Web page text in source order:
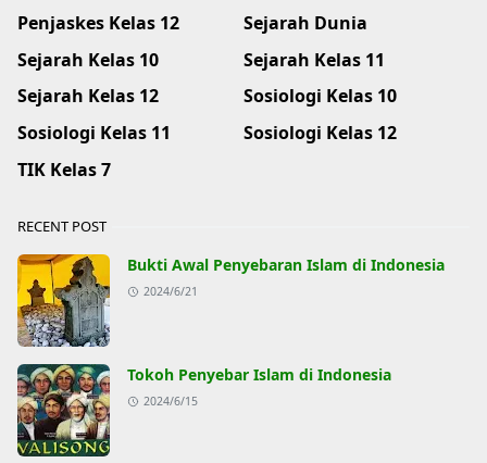
Penjaskes Kelas 12
Sejarah Dunia
Sejarah Kelas 10
Sejarah Kelas 11
Sejarah Kelas 12
Sosiologi Kelas 10
Sosiologi Kelas 11
Sosiologi Kelas 12
TIK Kelas 7
RECENT POST
Bukti Awal Penyebaran Islam di Indonesia
2024/6/21
Tokoh Penyebar Islam di Indonesia
2024/6/15